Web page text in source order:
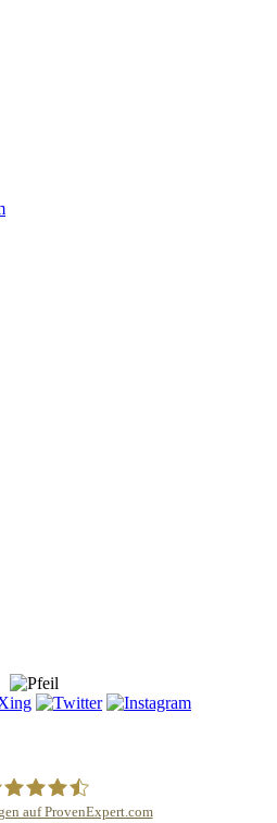
auf ProvenExpert.com